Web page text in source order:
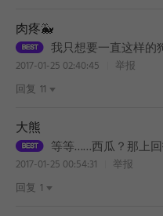
肉疼🐳
我只想要一直这样的
2017-01-25 02:40:45
举报
回复 11
大熊
等等……西瓜？那上
2017-01-25 00:54:31
举报
回复 1